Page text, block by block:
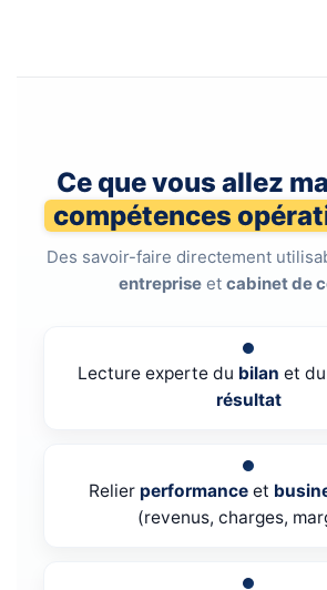
Ce que vous allez
compétences
Des savoir-faire directement
entreprise et cabinet de
Lecture experte du bilan et du
résultat
Relier performance et
(revenus, charges,